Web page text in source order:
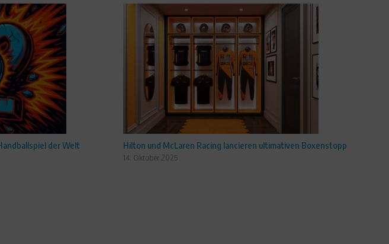
der Welt
Hilton und McLaren Racing lancieren ultimativen Boxenstopp
14. Oktober 2025